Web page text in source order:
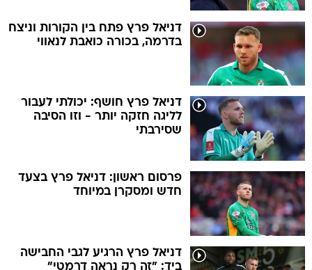
דניאל פרץ פתח בין הקורות וניצח
בדרמה, בכורה כואבת לנאווי
דניאל פרץ חושף: יכולתי לעבור
לליגה חזקה יותר - וזו הסיבה
שסירבתי
פרסום ראשון: דניאל פרץ בצעד
חדש ומסקרן במיוחד
דניאל פרץ הרגיע לגבי החבישה
ביד: "זה רק נראה דרמטי"